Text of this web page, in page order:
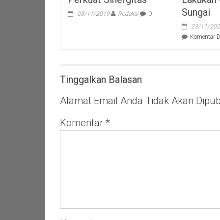
05/11/2019 Redaksi 0
Sungai
23/11/
Komentar
Tinggalkan Balasan
Alamat Email Anda Tidak Akan
Komentar *